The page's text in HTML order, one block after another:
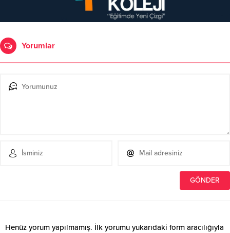
Yorumlar
Henüz yorum yapılmamış. İlk yorumu yukarıdaki form aracılığıyla